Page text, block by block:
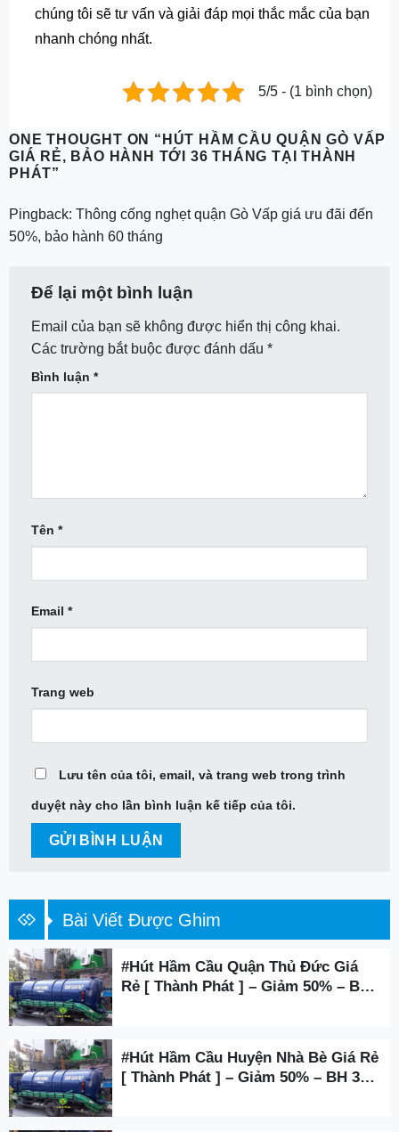
chúng tôi sẽ tư vấn và giải đáp mọi thắc mắc của bạn
nhanh chóng nhất.
5/5 - (1 bình chọn)
ONE THOUGHT ON “ HÚT HẦM CẦU QUẬN GÒ VẤP
GIÁ RẺ, BẢO HÀNH TỚI 36 THÁNG TẠI THÀNH
PHÁT”
Pingback: Thông cống nghẹt quận Gò Vấp giá ưu đãi đến
50%, bảo hành 60 tháng
Để lại một bình luận
Email của bạn sẽ không được hiển thị công khai.
Các trường bắt buộc được đánh dấu *
Bình luận *
Tên *
Email *
Trang web
Lưu tên của tôi, email, và trang web trong trình
duyệt này cho lần bình luận kế tiếp của tôi.
Bài Viết Được Ghim
#Hút Hầm Cầu Quận Thủ Đức Giá
Rẻ [ Thành Phát ] – Giảm 50% – BH
#Hút Hầm Cầu Huyện Nhà Bè Giá Rẻ
[ Thành Phát ] – Giảm 50% – BH 3